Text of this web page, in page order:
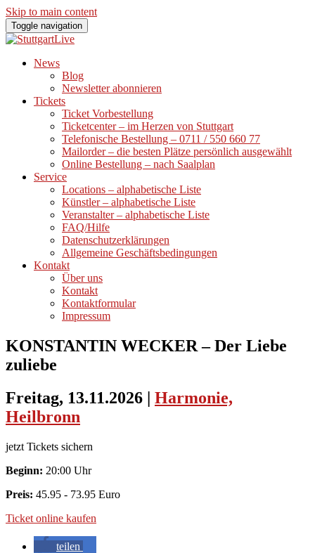
Skip to main content
Toggle navigation
News
Blog
Newsletter abonnieren
Tickets
Ticket Vorbestellung
Ticketcenter – im Herzen von Stuttgart
Telefonische Bestellung – 0711 / 550 660 77
Mailorder – die besten Plätze persönlich ausgewählt
Online Bestellung – nach Saalplan
Service
Locations – alphabetische Liste
Künstler – alphabetische Liste
Veranstalter – alphabetische Liste
FAQ/Hilfe
Datenschutzerklärungen
Allgemeine Geschäftsbedingungen
Kontakt
Über uns
Kontakt
Kontaktformular
Impressum
KONSTANTIN WECKER – Der Liebe
zuliebe
Freitag, 13.11.2026 | Harmonie,
Heilbronn
jetzt Tickets sichern
Beginn: 20:00 Uhr
Preis: 45.95 - 73.95 Euro
Ticket online kaufen
teilen